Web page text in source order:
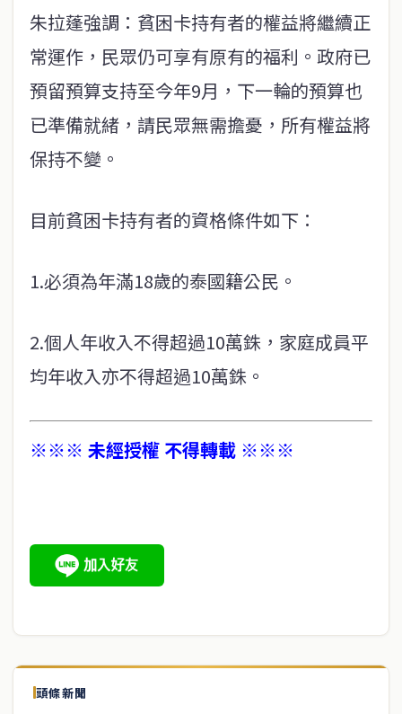
朱拉蓬強調：貧困卡持有者的權益將繼續正
常運作，民眾仍可享有原有的福利。政府已
預留預算支持至今年9月，下一輪的預算也
已準備就緒，請民眾無需擔憂，所有權益將
保持不變。
目前貧困卡持有者的資格條件如下：
1.必須為年滿18歲的泰國籍公民。
2.個人年收入不得超過10萬銖，家庭成員平
均年收入亦不得超過10萬銖。
※※※ 未經授權 不得轉載 ※※※
頭條新聞